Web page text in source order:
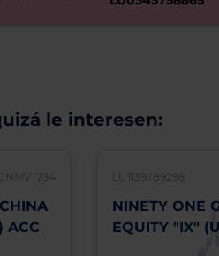
le interesen:
734
ACC
LU1139789298
NINETY ONE
EQUITY "IX"